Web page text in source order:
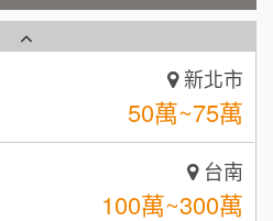
50萬~75萬
台南
100萬~300萬
新竹市
200萬~400萬